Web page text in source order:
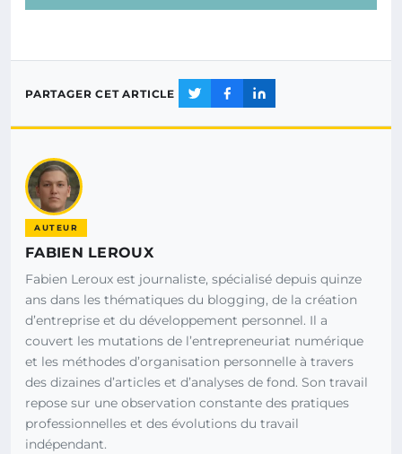
PARTAGER CET ARTICLE
AUTEUR
FABIEN LEROUX
Fabien Leroux est journaliste, spécialisé depuis quinze
ans dans les thématiques du blogging, de la création
d’entreprise et du développement personnel. Il a
couvert les mutations de l’entrepreneuriat numérique
et les méthodes d’organisation personnelle à travers
des dizaines d’articles et d’analyses de fond. Son travail
repose sur une observation constante des pratiques
professionnelles et des évolutions du travail
indépendant.